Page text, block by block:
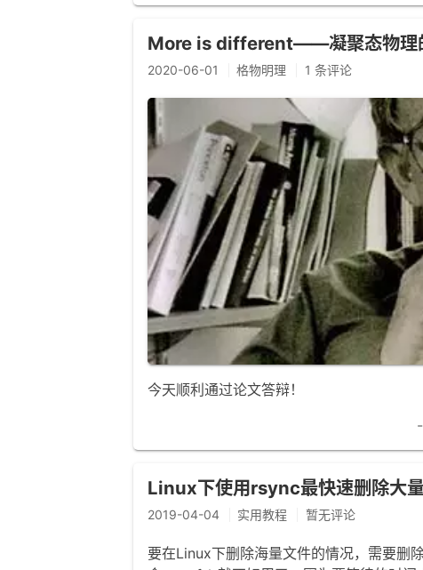
More is different——凝聚态物理
2020-06-01 格物明理 1 条评论
今天顺利通过论文答辩！
Linux下使用rsync最快速删除大
2019-04-04 实用教程 暂无评论
要在Linux下删除海量文件的情况，需要删